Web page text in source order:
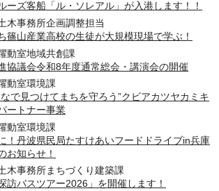
ーズ客船「ル・ソレアル」が入港します！！
木事務所企画調整担当
篠山産業高校の生徒が大規模現場で学ぶ！
動室地域共創課
協議会令和8年度通常総会・講演会の開催
動室環境課
なで見つけてまちを守ろう”クビアカツヤカミキ
ートナー事業
動室環境課
！丹波県民局たすけあいフードドライブin兵庫
お知らせ！
木事務所まちづくり建築課
訪バスツアー2026」を開催します！